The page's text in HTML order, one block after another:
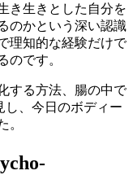
き生きとした自分を
のかという深い認識
理知的な経験だけで
のです。
する方法、腸の中で
し、今日のボディー
。